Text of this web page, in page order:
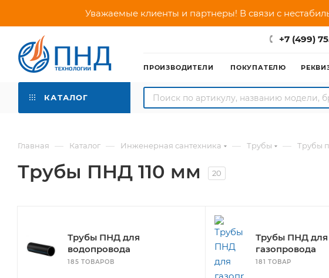
Уважаемые клиенты и партнеры! В связи с
+7 (499)
ПРОИЗВОДИТЕЛИ ПОКУПАТЕЛЮ
КАТАЛОГ
Главная — Каталог — Инженерная сантехника — Трубы — Трубы
Трубы ПНД 110 мм 20
Трубы ПНД для
водопровода
185 ТОВАРОВ
Трубы ПНД для
газопровода
181 ТОВАР